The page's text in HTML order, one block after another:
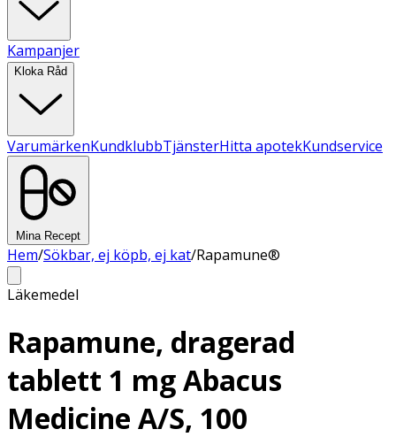
Kampanjer
Kloka Råd
VarumärkenKundklubbTjänsterHitta apotekKundservice
Mina Recept
Hem/Sökbar, ej köpb, ej kat/Rapamune®
Läkemedel
Rapamune, dragerad
tablett 1 mg Abacus
Medicine A/S, 100